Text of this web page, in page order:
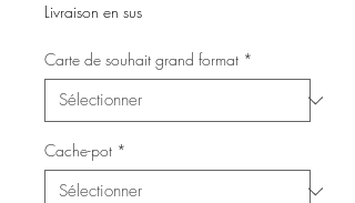
Livraison en sus
Carte de souhait grand format *
Cache-pot *